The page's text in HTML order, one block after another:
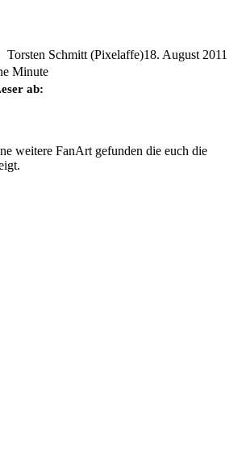
Torsten Schmitt (Pixelaffe)18. August 2011
Minute
ab:
weitere FanArt gefunden die euch die